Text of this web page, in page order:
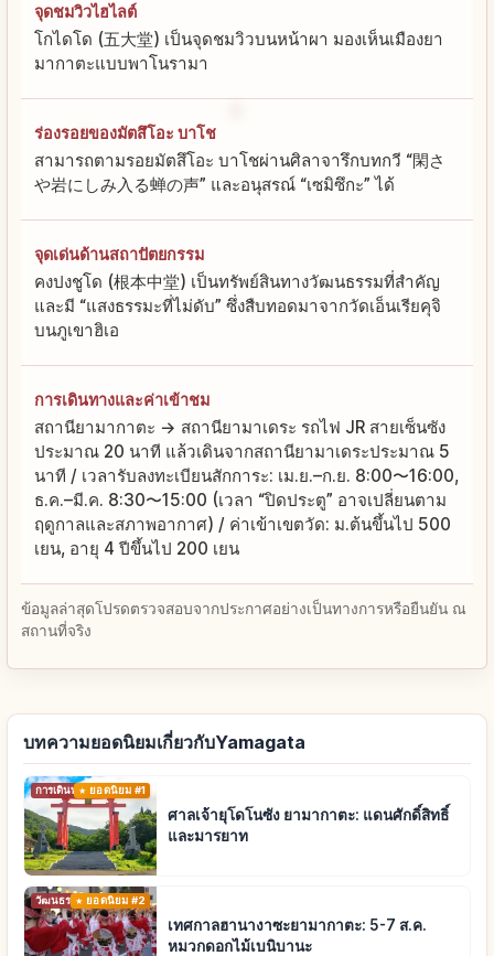
จุดชมวิวไฮไลต์
โกไดโด (五大堂) เป็นจุดชมวิวบนหน้าผา มองเห็นเมืองยา
มากาตะแบบพาโนรามา
ร่องรอยของมัตสึโอะ บาโช
สามารถตามรอยมัตสึโอะ บาโชผ่านศิลาจารึกบทกวี “閑さ
や岩にしみ入る蝉の声” และอนุสรณ์ “เซมิซึกะ” ได้
จุดเด่นด้านสถาปัตยกรรม
คงปงชูโด (根本中堂) เป็นทรัพย์สินทางวัฒนธรรมที่สำคัญ
และมี “แสงธรรมะที่ไม่ดับ” ซึ่งสืบทอดมาจากวัดเอ็นเรียคุจิ
บนภูเขาฮิเอ
การเดินทางและค่าเข้าชม
สถานียามากาตะ → สถานียามาเดระ รถไฟ JR สายเซ็นซัง
ประมาณ 20 นาที แล้วเดินจากสถานียามาเดระประมาณ 5
นาที / เวลารับลงทะเบียนสักการะ: เม.ย.–ก.ย. 8:00〜16:00,
ธ.ค.–มี.ค. 8:30〜15:00 (เวลา “ปิดประตู” อาจเปลี่ยนตาม
ฤดูกาลและสภาพอากาศ) / ค่าเข้าเขตวัด: ม.ต้นขึ้นไป 500
เยน, อายุ 4 ปีขึ้นไป 200 เยน
ข้อมูลล่าสุดโปรดตรวจสอบจากประกาศอย่างเป็นทางการหรือยืนยัน ณ
สถานที่จริง
บทความยอดนิยมเกี่ยวกับYamagata
การเดินทาง ยอดนิยม #1
ศาลเจ้ายุโดโนซัง ยามากาตะ: แดนศักดิ์สิทธิ์
และมารยาท
วัฒนธรรมดั้งเดิมยอดนิยม #2
เทศกาลฮานางาซะยามากาตะ: 5-7 ส.ค.
หมวกดอกไม้เบนิบานะ